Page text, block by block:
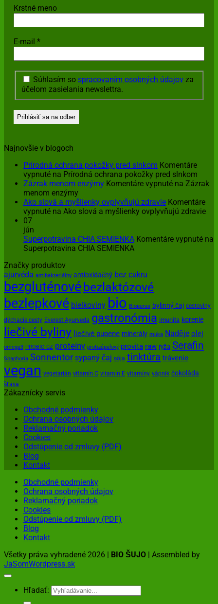
Krstné meno
E-mail *
Súhlasím so spracovaním osobných údajov za
účelom zasielania newslettra.
Najnovšie v blogoch
Prírodná ochrana pokožky pred slnkom Komentáre
vypnuté na Prírodná ochrana pokožky pred slnkom
Zázrak menom enzýmy Komentáre vypnuté na Zázrak
menom enzýmy
Ako slová a myšlienky ovplyvňujú zdravie Komentáre
vypnuté na Ako slová a myšlienky ovplyvňujú zdravie
07
jún
Superpotravina CHIA SEMIENKA Komentáre vypnuté na
Superpotravina CHIA SEMIENKA
Značky produktov
ajurvéda antibakteriálny antioxidačný bez cukru
bezgluténové bezlaktózové
bezlepkové bielkoviny bio Biopurus bylinný čaj cestoviny
dýchacie cesty Everest Ayurveda gastronómia imunita korenie
liečivé byliny liečivé pupene minerály múka Naděje olej
omega3 PROBIO CZ proteíny protizápalový provita raw ryža Serafin
Soaphoria Sonnentor sypaný čaj sója tinktúra trávenie
vegan vegetarián vitamín C vitamín E vitamíny vápnik čokoláda
šťava
Zákaznícky servis
Obchodné podmienky
Ochrana osobných údajov
Reklamačný poriadok
Cookies
Odstúpenie od zmluvy (PDF)
Blog
Kontakt
Obchodné podmienky
Ochrana osobných údajov
Reklamačný poriadok
Cookies
Odstúpenie od zmluvy (PDF)
Blog
Kontakt
Všetky práva vyhradené 2026 | BIO ŠUJO | Assembled by
JaSomWordpress.sk
Hľadať: